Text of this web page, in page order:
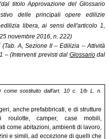
titolo Approvazione del Glossario
delle principali opere edilizie
libera, ai sensi dell'articolo 1,
novembre 2016, n. 222)
(Tab. A, Sezione II – Edilizia -- Attività
– (Interventi previsti dal Glossariodal
sostituito dall’art. 10 c. 1/b L. n.
anche prefabbricati, e di strutture
camper, case mobili,
come abitazioni, ambienti di lavoro,
e simili, ad eccezione di quelli che